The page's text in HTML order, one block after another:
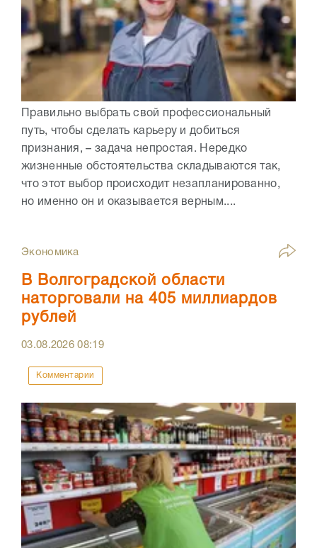
Правильно выбрать свой профессиональный
путь, чтобы сделать карьеру и добиться
признания, – задача непростая. Нередко
жизненные обстоятельства складываются так,
что этот выбор происходит незапланированно,
но именно он и оказывается верным....
Экономика
В Волгоградской области
наторговали на 405 миллиардов
рублей
03.08.202608:19
Комментарии